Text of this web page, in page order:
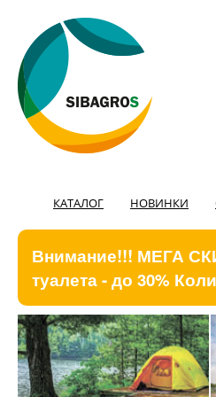
КАТАЛОГ НОВИНКИ
Внимание!!! МЕГА
туалета - до 30%